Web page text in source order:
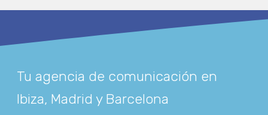
Tu agencia de comunicación en
Ibiza, Madrid y Barcelona